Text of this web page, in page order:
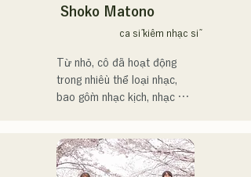
に、自身の表現を発信中。
Shoko Matono
ca sĩ kiêm nhạc sĩ
Từ nhỏ, cô đã hoạt động
trong nhiều thể loại nhạc,
bao gồm nhạc kịch, nhạc
2011.
Cô đã xuất hiện trên nhiều